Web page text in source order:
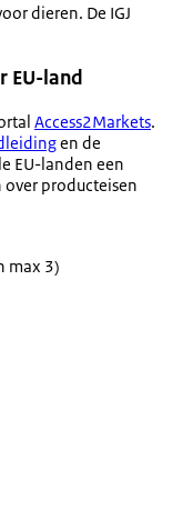
dieren. De IGJ
EU-land
Access2Markets.
en de
EU-landen een
over producteisen
max 3)